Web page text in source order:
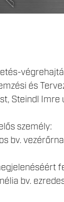
és
Steindl Imre
személy:
bv.
bv.